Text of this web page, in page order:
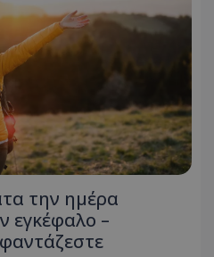
την ημέρα
εγκέφαλο –
YouTube
.youtube.com